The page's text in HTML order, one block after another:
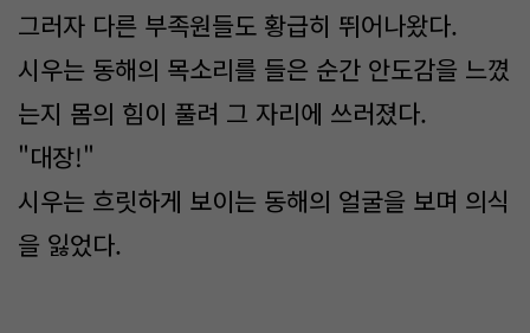
그러자 다른 부족원들도 황급히 뛰어나왔다.
시우는 동해의 목소리를 들은 순간 안도감을 느꼈
는지 몸의 힘이 풀려 그 자리에 쓰러졌다.
"대장!"
시우는 흐릿하게 보이는 동해의 얼굴을 보며 의식
을 잃었다.